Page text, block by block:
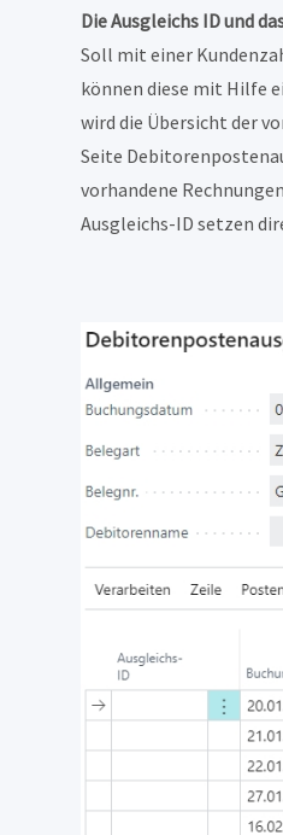
Die Ausgleichs ID und
Soll mit einer
können diese mit Hilfe
wird die Übersicht der
Seite
vorhandene
Ausgleichs-ID setzen